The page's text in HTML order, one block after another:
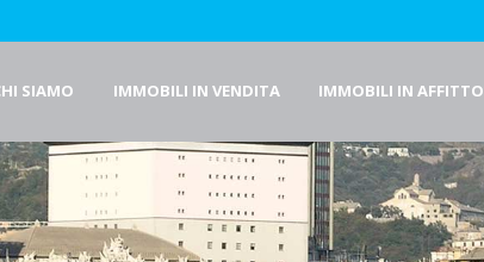
SIAMO IMMOBILI IN VENDITA IMMOBILI IN AFFITTO